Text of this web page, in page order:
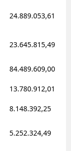
24.889.053,61
23.645.815,49
84.489.609,00
13.780.912,01
8.148.392,25
5.252.324,49